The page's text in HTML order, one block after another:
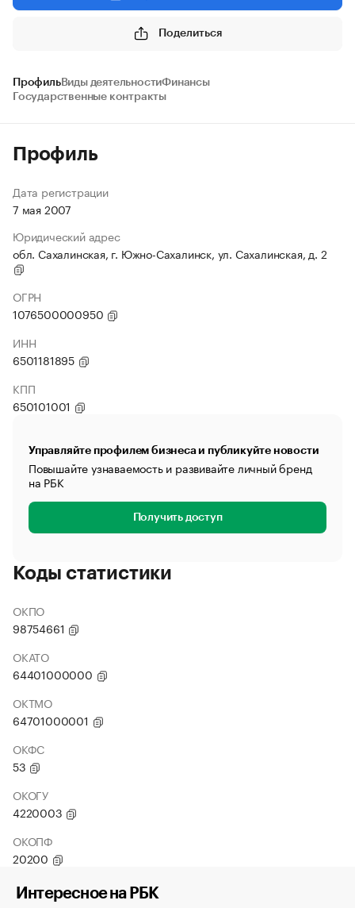
Поделиться
ПрофильВиды деятельностиФинансы
Государственные контракты
Профиль
Дата регистрации
7 мая 2007
Юридический адрес
обл. Сахалинская, г. Южно-Сахалинск, ул. Сахалинская, д. 2
ОГРН
1076500000950
ИНН
6501181895
КПП
650101001
Управляйте профилем бизнеса и публикуйте новости
Повышайте узнаваемость и развивайте личный бренд
на РБК
Получить доступ
Коды статистики
ОКПО
98754661
ОКАТО
64401000000
ОКТМО
64701000001
ОКФС
53
ОКОГУ
4220003
ОКОПФ
20200
Интересное на РБК